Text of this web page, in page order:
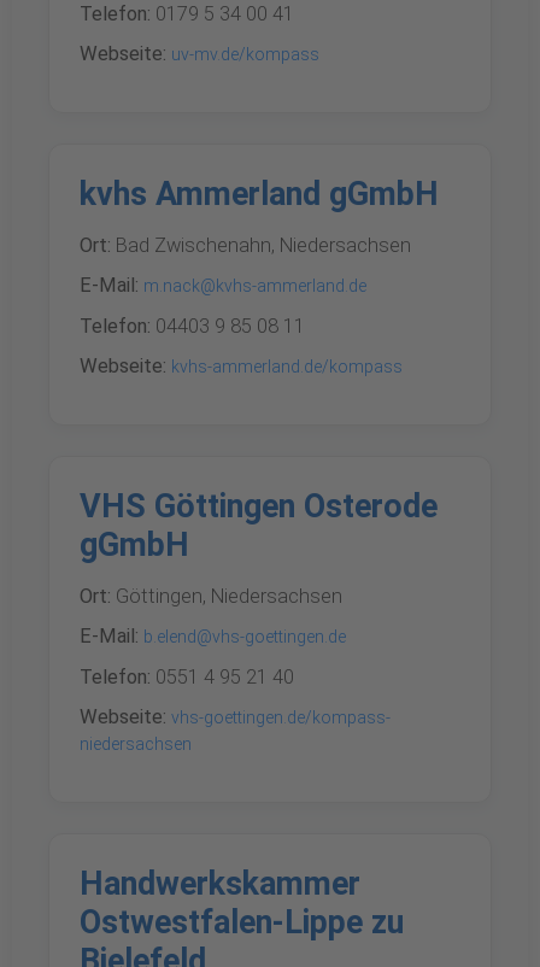
Telefon: 0179 5 34 00 41
Webseite: uv-mv.de/kompass
kvhs Ammerland gGmbH
Ort: Bad Zwischenahn, Niedersachsen
E-Mail: m.nack@kvhs-ammerland.de
Telefon: 04403 9 85 08 11
Webseite: kvhs-ammerland.de/kompass
VHS Göttingen Osterode
gGmbH
Ort: Göttingen, Niedersachsen
E-Mail: b.elend@vhs-goettingen.de
Telefon: 0551 4 95 21 40
Webseite: vhs-goettingen.de/kompass-
niedersachsen
Handwerkskammer
Ostwestfalen-Lippe zu